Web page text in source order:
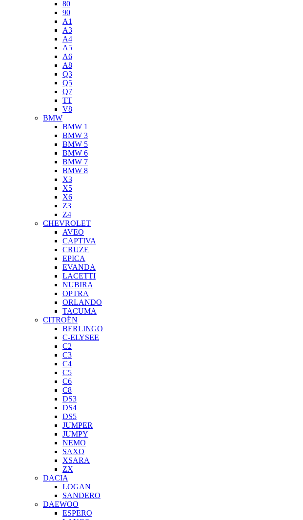
80
90
A1
A3
A4
A5
A6
A8
Q3
Q5
Q7
TT
V8
BMW
BMW 1
BMW 3
BMW 5
BMW 6
BMW 7
BMW 8
X3
X5
X6
Z3
Z4
CHEVROLET
AVEO
CAPTIVA
CRUZE
EPICA
EVANDA
LACETTI
NUBIRA
OPTRA
ORLANDO
TACUMA
CITROËN
BERLINGO
C-ELYSEE
C2
C3
C4
C5
C6
C8
DS3
DS4
DS5
JUMPER
JUMPY
NEMO
SAXO
XSARA
ZX
DACIA
LOGAN
SANDERO
DAEWOO
ESPERO